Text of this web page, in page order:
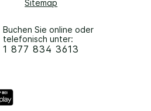
Sitemap
Buchen Sie online oder
telefonisch unter:
1 877 834 3613